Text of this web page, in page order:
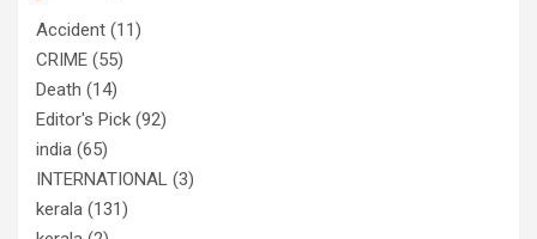
Accident (11)
CRIME (55)
Death (14)
Editor's Pick (92)
india (65)
INTERNATIONAL (3)
kerala (131)